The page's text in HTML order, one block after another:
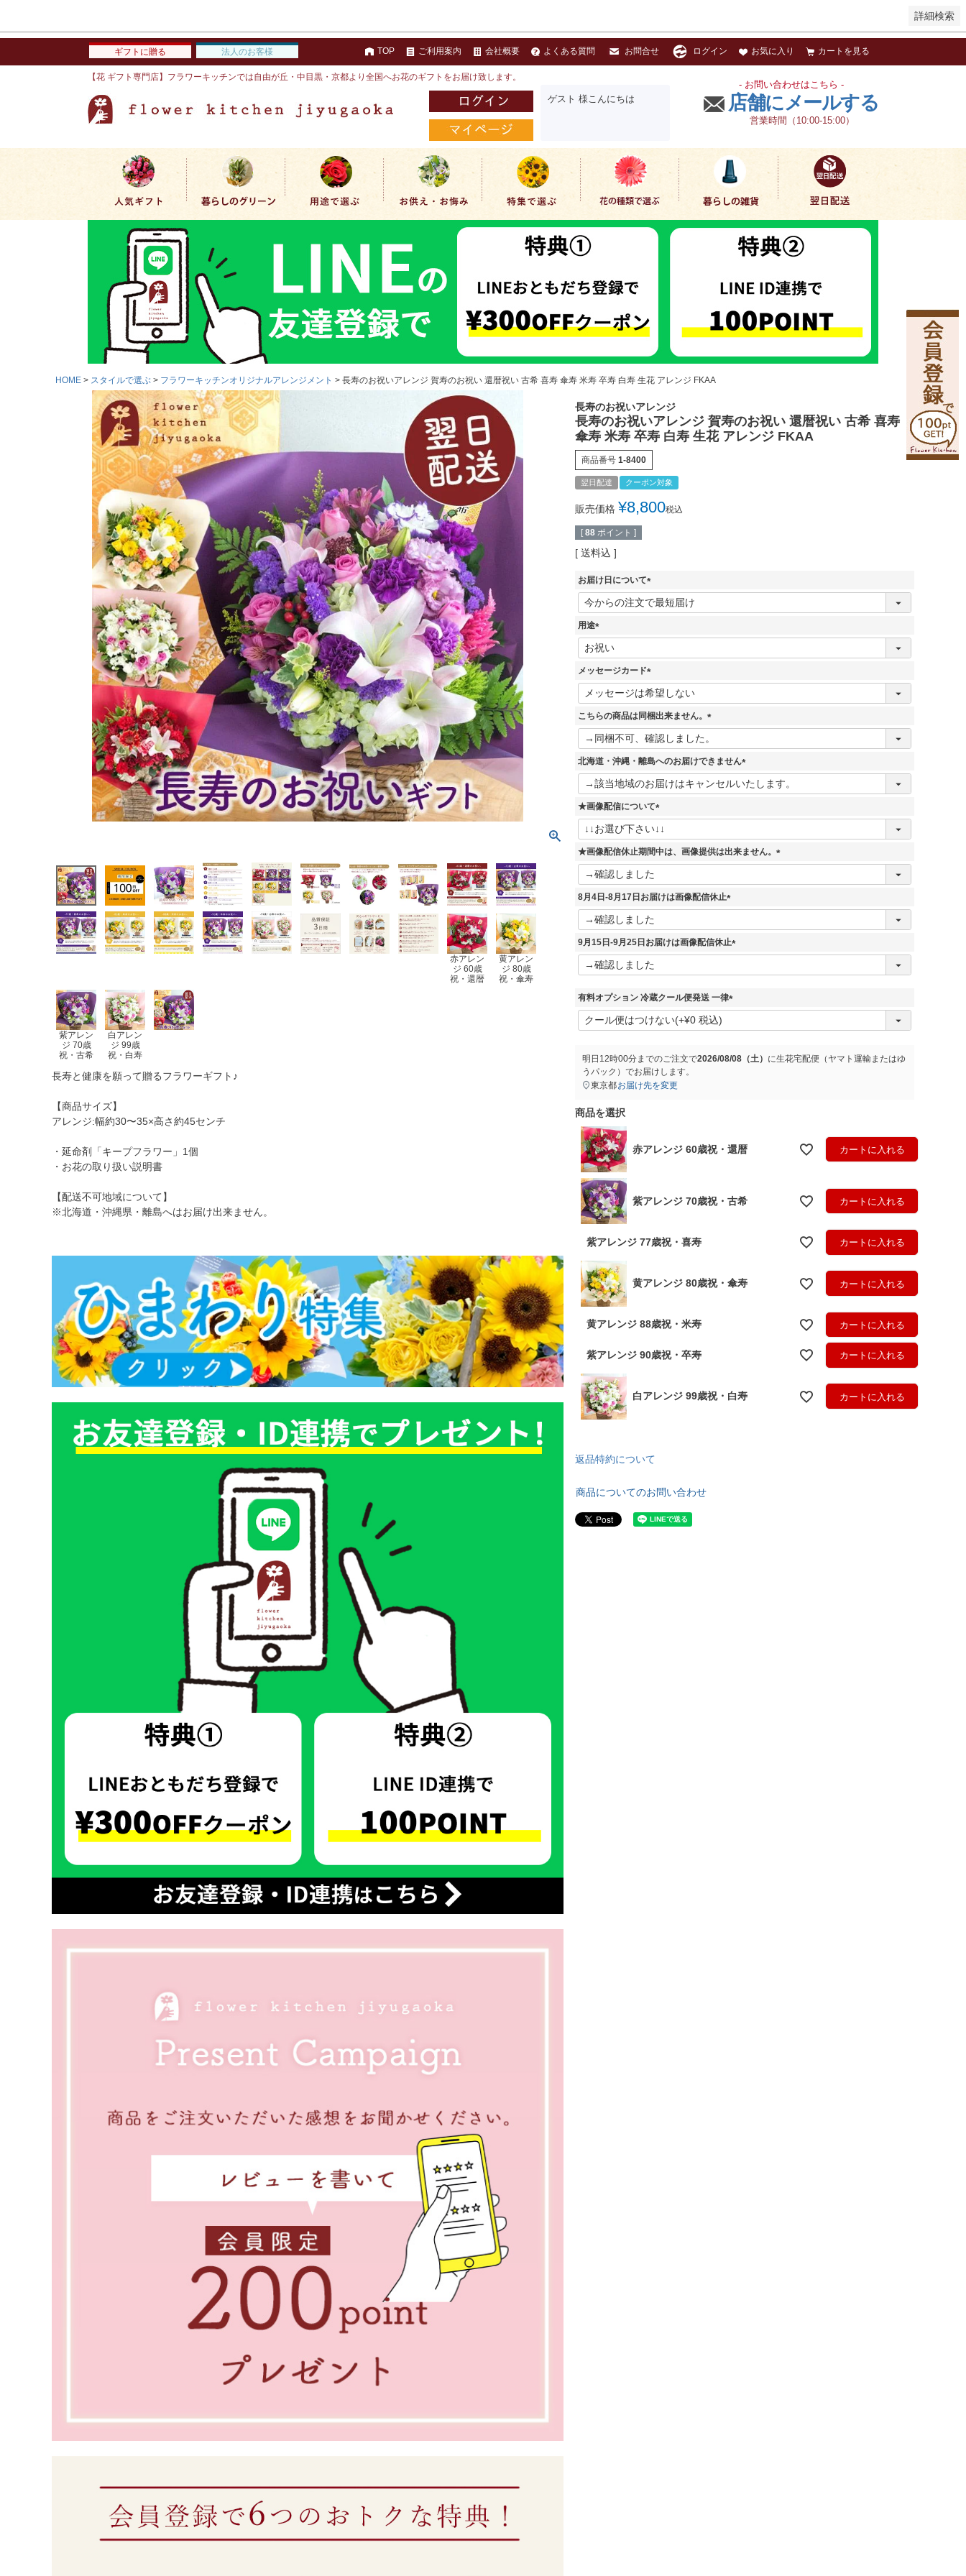
詳細検索
ギフトに贈る 法人のお客様 TOP ご利用案内 会社概要 よくある質問 お問合せ ログイン お気に入り カートを見る
【花 ギフト専門店】フラワーキッチンでは自由が丘・中目黒・京都より全国へお花のギフトをお届け致します。
ゲスト 様こんにちは
- お問い合わせはこちら -
店舗にメールする
営業時間（10:00-15:00）
HOME スタイルで選ぶ フラワーキッチンオリジナルアレンジメント 長寿のお祝いアレンジ 賀寿のお祝い 還暦祝い 古希 喜寿 傘寿 米寿 卒寿 白寿 生花 アレンジ FKAA
赤アレン
ジ 60歳
祝・還暦
黄アレン
ジ 80歳
祝・傘寿
紫アレン
ジ 70歳
祝・古希
白アレン
ジ 99歳
祝・白寿
長寿と健康を願って贈るフラワーギフト♪
【商品サイズ】
アレンジ:幅約30〜35×高さ約45センチ
・延命剤「キープフラワー」1個
・お花の取り扱い説明書
【配送不可地域について】
※北海道・沖縄県・離島へはお届け出来ません。
長寿のお祝いアレンジ
長寿のお祝いアレンジ 賀寿のお祝い 還暦祝い 古希 喜寿
傘寿 米寿 卒寿 白寿 生花 アレンジ FKAA
商品番号 1-8400
翌日配達 クーポン対象
販売価格 ¥8,800税込
[ 88 ポイント ]
送料込
お届け日について
(
必
用途
(
必
須
メッセージカード
(
必
須
こちらの商品は同梱出来ません。
(
必
須
北海道・沖縄・離島へのお届けできません
(
必
★画像配信について
(
必
須
★画像配信休止期間中は、画像提供は出来ません。
(
8月4日-8月17日お届けは画像配信休止
(
須
9月15日-9月25日お届けは画像配信休止
(
)
有料オプション 冷蔵クール便発送 一律
(
明日 12時00分までのご注文で2026/08/08（土） に生花宅配便（ヤマト運輸またはゆ
うパック） でお届けします。
東京都お届け先を変更
商品を選択
赤アレンジ 60歳祝・還暦 カートに入れる
紫アレンジ 70歳祝・古希 カートに入れる
紫アレンジ 77歳祝・喜寿 カートに入れる
黄アレンジ 80歳祝・傘寿 カートに入れる
黄アレンジ 88歳祝・米寿 カートに入れる
紫アレンジ 90歳祝・卒寿 カートに入れる
白アレンジ 99歳祝・白寿 カートに入れる
返品特約について
商品についてのお問い合わせ